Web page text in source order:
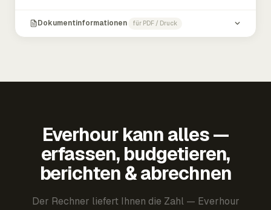
Dokumentinformationen für PDF / Druck
Everhour kann alles —
erfassen, budgetieren,
berichten & abrechnen
Der Rechner liefert Ihnen die Zahl — Everhour